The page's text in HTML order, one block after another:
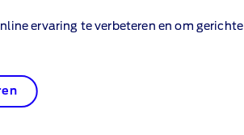
te bekijken. En op het
van de Ford Tourneo
verbruik en het resterende
ervaring te verbeteren en om gerichte